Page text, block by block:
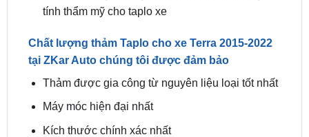
Chất lượng thảm Taplo cho xe Terra 2015-2022
Thảm được gia công từ nguyên liệu loại tốt nhất